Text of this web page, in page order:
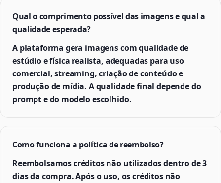
Qual o comprimento possível das imagens e qual a
qualidade esperada?
A plataforma gera imagens com qualidade de
estúdio e física realista, adequadas para uso
comercial, streaming, criação de conteúdo e
produção de mídia. A qualidade final depende do
prompt e do modelo escolhido.
Como funciona a política de reembolso?
Reembolsamos créditos não utilizados dentro de 3
dias da compra. Após o uso, os créditos não